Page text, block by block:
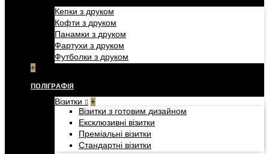
Кепки з друком
Кофти з друком
Панамки з друком
Фартухи з друком
Футболки з друком
+
ПОЛІГРАФІЯ
Візитки +
Візитки з готовим дизайном
Ексклюзивні візитки
Преміальні візитки
Стандартні візитки